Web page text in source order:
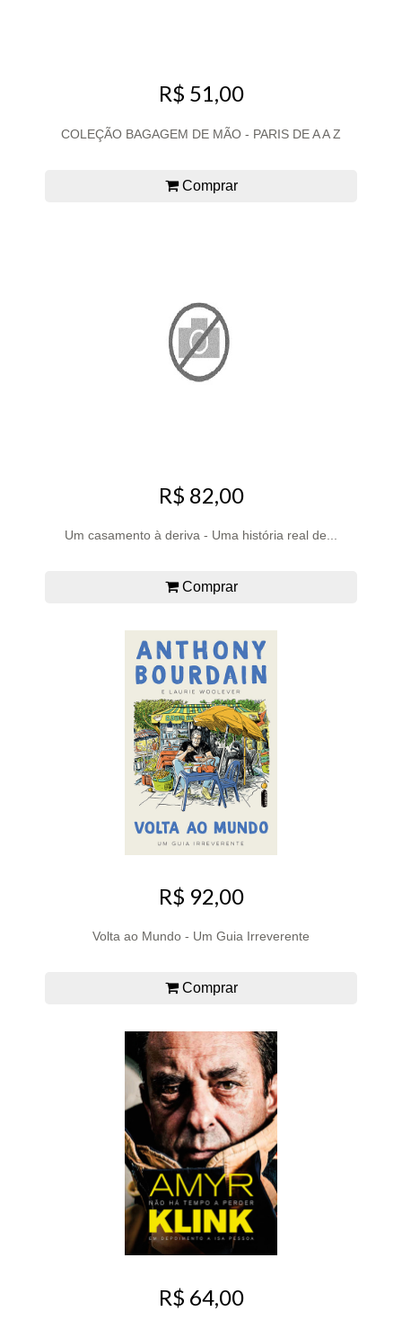
R$ 51,00
COLEÇÃO BAGAGEM DE MÃO - PARIS DE A A Z
Comprar
R$ 82,00
Um casamento à deriva - Uma história real de...
Comprar
R$ 92,00
Volta ao Mundo - Um Guia Irreverente
Comprar
R$ 64,00